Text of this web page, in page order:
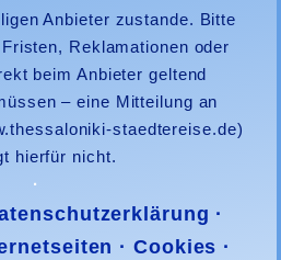
Anbieter zustande. Bitte
Reklamationen oder
beim Anbieter geltend
– eine Mitteilung an
staedtereise.de)
hierfür nicht.
·
·
·Cookies ·